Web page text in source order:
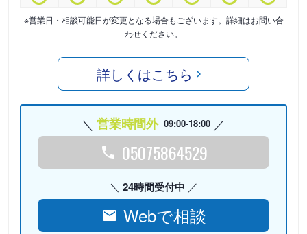
※営業日・相談可能日が変更となる場合もございます。詳細はお問い合
わせください。
詳しくはこちら
営業時間外 09:00-18:00
05075864529
24時間受付中
Webで相談